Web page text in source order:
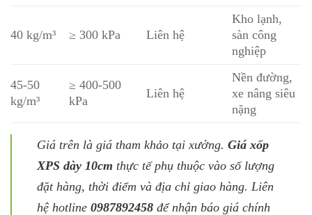
40 kg/m³ ≥ 300 kPa Liên hệ
Kho lạnh,
sàn công
nghiệp
45-50
kg/m³
≥ 400-500
kPa
Liên hệ
Nền đường,
xe nâng siêu
nặng
Giá trên là giá tham khảo tại xưởng. Giá xốp
XPS dày 10cm thực tế phụ thuộc vào số lượng
đặt hàng, thời điểm và địa chỉ giao hàng. Liên
hệ hotline 0987892458 để nhận báo giá chính